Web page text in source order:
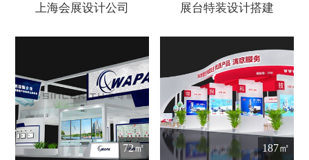
上海会展设计公司 展台特装设计搭建
72㎡ 187㎡